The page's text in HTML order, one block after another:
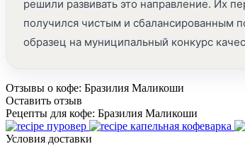
решили развивать это направление. Их
получился чистым и сбалансированным
образец на муниципальный конкурс
Отзывы о кофе: Бразилия Маликоши
Оставить отзыв
Рецепты для кофе: Бразилия Маликоши
пуровер
капельная кофеварка
Условия доставки